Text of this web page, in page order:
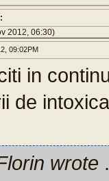
2012, 06:30)
09:02PM
in
de
wrote